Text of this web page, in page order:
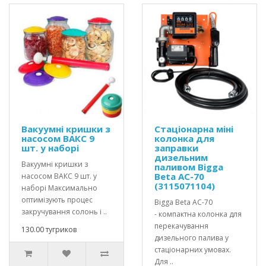
Вакуумні кришки з
насосом ВАКС 9
шт. у наборі
Вакуумні кришки з
насосом ВАКС 9 шт. у
наборі Максимально
оптимізують процес
закручування солонь і ..
130.00 тугриков
Стаціонарна міні
колонка для
заправки
дизельним
паливом Bigga
Beta AC-70
(3115071104)
Bigga Beta AC-70
- компактна колонка для
перекачування
дизельного палива у
стаціонарних умовах.
Для ..